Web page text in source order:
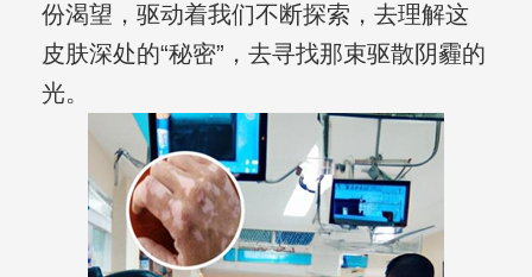
份渴望，驱动着我们不断探索，去理解这
皮肤深处的“秘密”，去寻找那束驱散阴霾的
光。